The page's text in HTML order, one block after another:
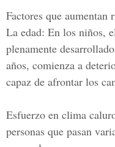
Factores que aumentan
La edad: En los niños,
plenamente
años, comienza a
capaz de afrontar los
Esfuerzo en clima
personas que pasan